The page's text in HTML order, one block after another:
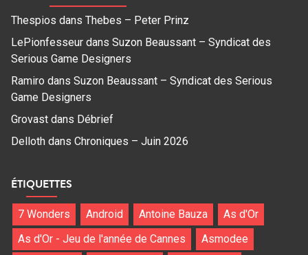
Thespios dans Thebes – Peter Prinz
LePionfesseur dans Suzon Beaussant – Syndicat des
Serious Game Designers
Ramiro dans Suzon Beaussant – Syndicat des Serious
Game Designers
Grovast dans Débrief
Delloth dans Chroniques – Juin 2026
ÉTIQUETTES
7 Wonders Android Antoine Bauza
As d'Or
As d'Or - Jeu de l'année de Cannes
Asmodee